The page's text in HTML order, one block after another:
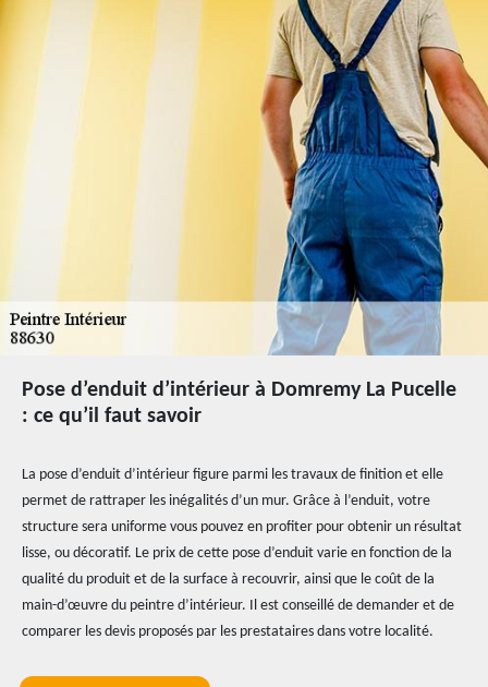
Pose d’enduit d’intérieur à Domremy La Pucelle
: ce qu’il faut savoir
La pose d’enduit d’intérieur figure parmi les travaux de finition et elle
permet de rattraper les inégalités d’un mur. Grâce à l’enduit, votre
structure sera uniforme vous pouvez en profiter pour obtenir un résultat
lisse, ou décoratif. Le prix de cette pose d’enduit varie en fonction de la
qualité du produit et de la surface à recouvrir, ainsi que le coût de la
main-d’œuvre du peintre d’intérieur. Il est conseillé de demander et de
comparer les devis proposés par les prestataires dans votre localité.